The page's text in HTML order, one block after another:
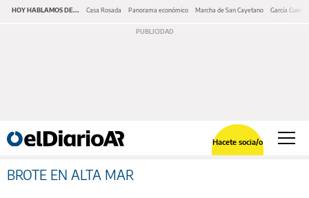
HOY HABLAMOS DE... Casa Rosada Panorama económico Marcha de San Cayetano García Cuerva
Hacete socia/o
BROTE EN ALTA MAR